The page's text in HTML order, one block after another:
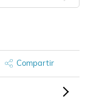
Compartir